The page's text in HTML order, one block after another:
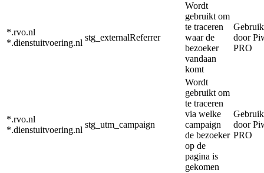
*.rvo.nl
*.dienstuitvoering.nl
stg_externalReferrer
Wordt
gebruikt om
te traceren
waar de
bezoeker
vandaan
komt
door
PRO
*.rvo.nl
*.dienstuitvoering.nl
stg_utm_campaign
Wordt
gebruikt om
te traceren
via welke
campaign
de bezoeker
op de
pagina is
gekomen
door
PRO